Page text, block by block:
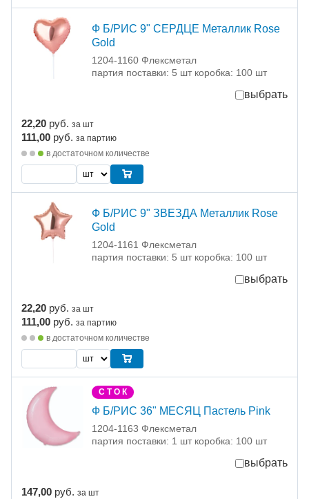
Ф Б/РИС 9" СЕРДЦЕ Металлик Rose
Gold
1204-1160 Флексметал
партия поставки: 5 шт коробка: 100 шт
выбрать
22,20 руб. за шт
111,00 руб. за партию
в достаточном количестве
Ф Б/РИС 9" ЗВЕЗДА Металлик Rose
Gold
1204-1161 Флексметал
партия поставки: 5 шт коробка: 100 шт
выбрать
22,20 руб. за шт
111,00 руб. за партию
в достаточном количестве
С Т О К
Ф Б/РИС 36" МЕСЯЦ Пастель Pink
1204-1163 Флексметал
партия поставки: 1 шт коробка: 100 шт
выбрать
147,00 руб. за шт